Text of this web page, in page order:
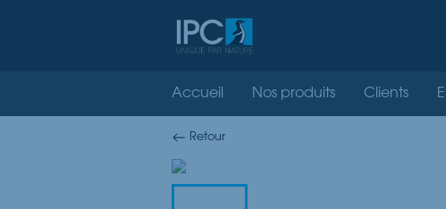
Accueil Nos produits Clients
Retour